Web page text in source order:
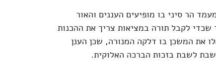
הר סיני בו מופיעים העננים והאור
לקבל תורה במציאות צריך את ההכנות
את המשכן בו דלקה המנורה, שכן הענן
לשבת בזכות הברכה האלוקית.